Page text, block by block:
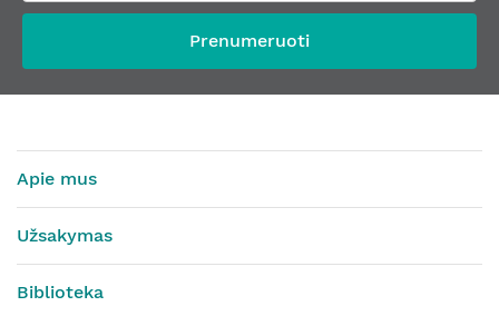
Prenumeruoti
Apie mus
Užsakymas
Biblioteka